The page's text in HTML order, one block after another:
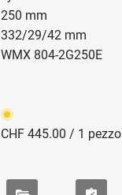
250 mm
332/29/42 mm
WMX 804-2G250E
CHF 445.00 / 1 pezzo